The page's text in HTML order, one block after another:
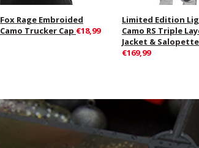
Fox Rage Embroided
Camo Trucker Cap €18,99
Limited Edition
Camo RS Triple
Jacket &
€169,99